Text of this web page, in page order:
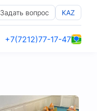
Задать вопрос KAZ
+7(7212)77-17-47